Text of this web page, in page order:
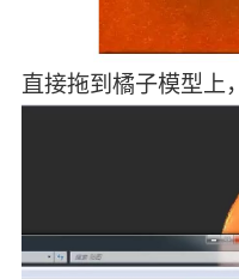
直接拖到橘子模型上